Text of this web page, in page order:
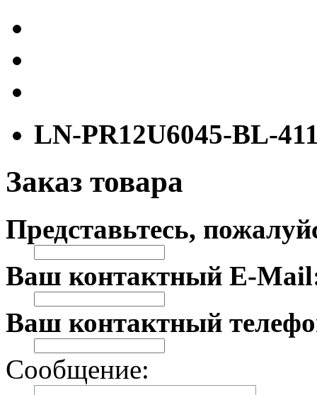
LN-PR12U6045-BL-
Заказ товара
Представьтесь,
Ваш контактный E-
Ваш контактный
Сообщение: